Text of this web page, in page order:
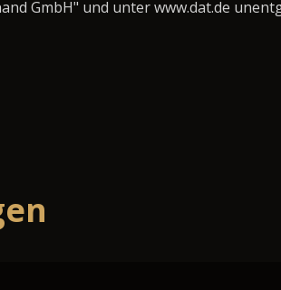
GmbH" und unter www.dat.de